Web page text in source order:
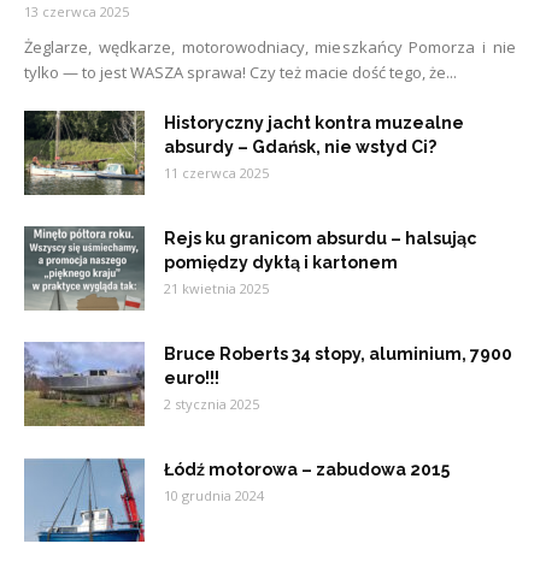
13 czerwca 2025
Żeglarze, wędkarze, motorowodniacy, mieszkańcy Pomorza i nie
tylko — to jest WASZA sprawa! Czy też macie dość tego, że...
Historyczny jacht kontra muzealne
absurdy – Gdańsk, nie wstyd Ci?
11 czerwca 2025
Rejs ku granicom absurdu – halsując
pomiędzy dyktą i kartonem
21 kwietnia 2025
Bruce Roberts 34 stopy, aluminium, 7900
euro!!!
2 stycznia 2025
Łódź motorowa – zabudowa 2015
10 grudnia 2024